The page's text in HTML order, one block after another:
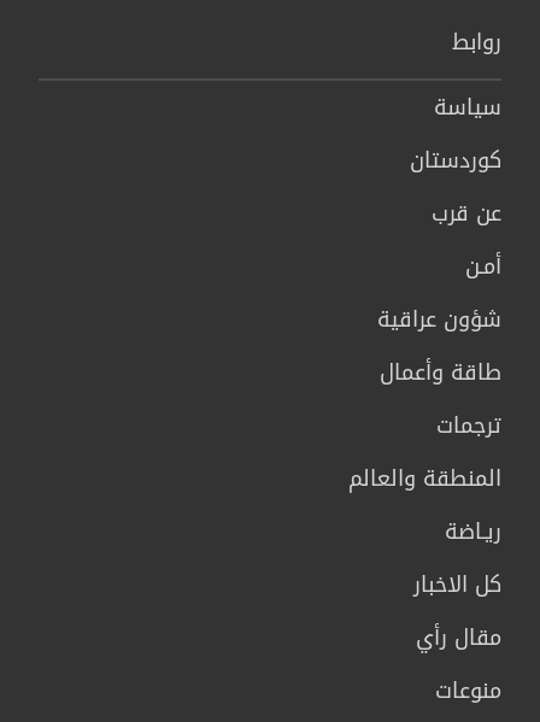
روابط
سیاسة
كوردستان
عن قرب
أمـن
شؤون عراقية
طاقة وأعمال
ترجمات
المنطقة والعالم
ريـاضة
كل الاخبار
مقال رأي
منوعات